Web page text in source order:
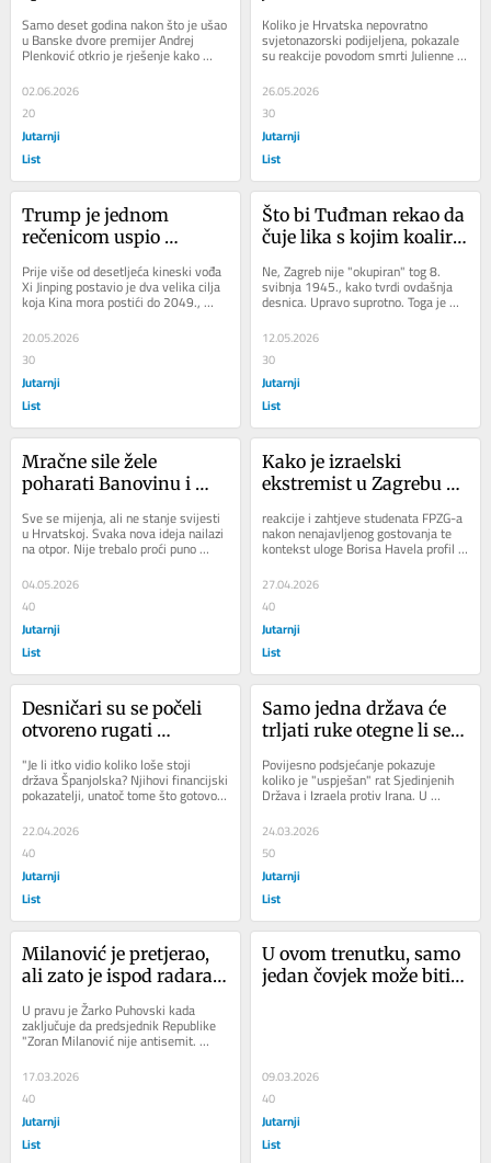
godinama, a onda ju je
premijer iznenada
Samo deset godina nakon što je ušao
u Banske dvore premijer Andrej
Plenković otkrio je rješenje kako
zaustaviti inflaciju, pad proizvodnje
i...
02.06.2026
20
Jutarnji
List
svjetonazorski
posvađani
Koliko je Hrvatska nepovratno
svjetonazorski podijeljena, pokazale
su reakcije povodom smrti Julienne
Bušić. Dok je za državotvornu javnost
ona...
26.05.2026
30
Jutarnji
List
Trump je jednom
rečenicom uspio
Prije više od desetljeća kineski vođa
Xi Jinping postavio je dva velika cilja
koja Kina mora postići do 2049.,
kada će se obilježiti stoljeće...
20.05.2026
30
Jutarnji
List
Što bi Tuđman rekao da
čuje lika s kojim koalira
predsjednik govorio o
partizanima
Ne, Zagreb nije "okupiran" tog 8.
svibnja 1945., kako tvrdi ovdašnja
desnica. Upravo suprotno. Toga je
dana Zagreb dobio slobodu....
12.05.2026
30
Jutarnji
List
Mračne sile žele
poharati Banovinu i
svaka nova ideja nailazi
na otpor?
Sve se mijenja, ali ne stanje svijesti
u Hrvatskoj. Svaka nova ideja nailazi
na otpor. Nije trebalo proći puno
vremena pa da se počne u pitanje...
04.05.2026
40
Jutarnji
List
Kako je izraelski
ekstremist u Zagrebu
dolazak čista je
provokacija!
reakcije i zahtjeve studenata FPZG-a
nakon nenajavljenog gostovanja te
kontekst uloge Borisa Havela profil
javnih stavova Idda Netanyahua o
Palestini,...
27.04.2026
40
Jutarnji
List
Desničari su se počeli
otvoreno rugati
sljedbenik u Europi još
sluša
"Je li itko vidio koliko loše stoji
država Španjolska? Njihovi financijski
pokazatelji, unatoč tome što gotovo
ništa ne doprinose NATO-u i...
22.04.2026
40
Jutarnji
List
Samo jedna država će
trljati ruke otegne li se
Ostalima - jadna
majka...
Povijesno podsjećanje pokazuje
koliko je "uspješan" rat Sjedinjenih
Država i Izraela protiv Irana. U
subotu, 21. ožujka, navršila su se...
24.03.2026
50
Jutarnji
List
Milanović je pretjerao,
ali zato je ispod radara
prošla jedna izjava o
Izraelu. A potpuna je
istina
U pravu je Žarko Puhovski kada
zaključuje da predsjednik Republike
"Zoran Milanović nije antisemit.
Milanović je prostak." Sasvim...
17.03.2026
40
Jutarnji
List
U ovom trenutku, samo
jedan čovjek može biti
09.03.2026
40
Jutarnji
List